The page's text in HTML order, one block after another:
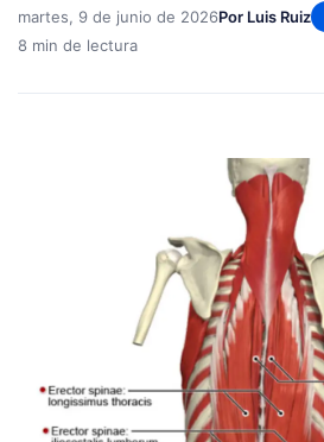
martes, 9 de junio de 2026Por Luis Ruiz
8 min de lectura